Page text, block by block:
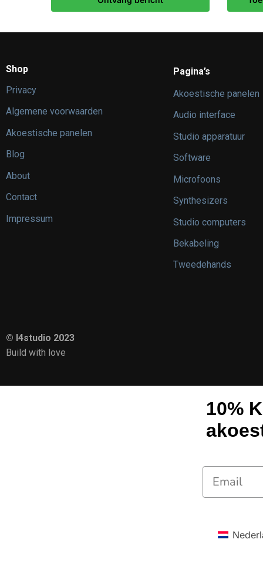
Shop
Privacy
Algemene voorwaarden
Akoestische panelen
Blog
About
Contact
Impressum
Pagina’s
Akoestische panelen
Audio interface
Studio apparatuur
Software
Microfoons
Synthesizers
Studio computers
Bekabeling
Tweedehands
© I4studio 2023
Build with love
10%